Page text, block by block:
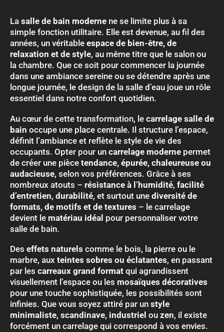
La salle de bain moderne ne se limite plus à sa
simple fonction utilitaire. Elle est devenue, au fil des
années, un véritable espace de bien-être, de
relaxation et de style, au même titre que le salon ou
la chambre. Que ce soit pour commencer la journée
dans une ambiance sereine ou se détendre après une
longue journée, le design de la salle d’eau joue un rôle
essentiel dans notre confort quotidien.
Au cœur de cette transformation, le carrelage salle de
bain occupe une place centrale. Il structure l’espace,
définit l’ambiance et reflète le style de vie des
occupants. Opter pour un carrelage moderne permet
de créer une pièce tendance, épurée, chaleureuse ou
audacieuse, selon vos préférences. Grâce à ses
nombreux atouts – résistance à l’humidité, facilité
d’entretien, durabilité, et surtout une diversité de
formats, de motifs et de textures – le carrelage
devient le matériau idéal pour personnaliser votre
salle de bain.
Des effets naturels comme le bois, la pierre ou le
marbre, aux teintes sobres ou éclatantes, en passant
par les carreaux grand format qui agrandissent
visuellement l’espace ou les mosaïques décoratives
pour une touche sophistiquée, les possibilités sont
infinies. Que vous soyez attiré par un style
minimaliste, scandinave, industriel ou zen, il existe
forcément un carrelage qui correspond à vos envies.